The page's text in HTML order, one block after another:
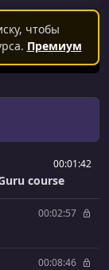
чтобы
Премиум
00:01:42
course
00:02:57
00:08:46